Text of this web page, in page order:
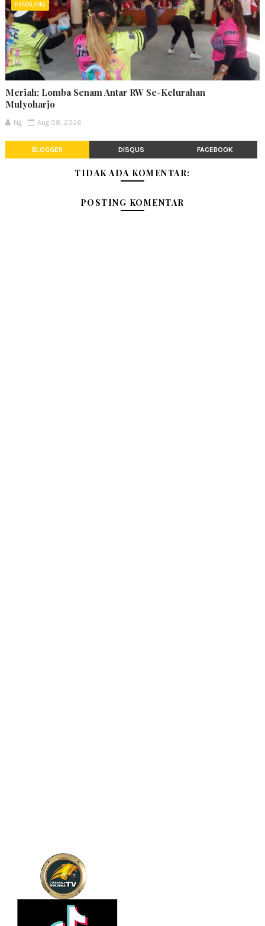
PEMALANG
Meriah; Lomba Senam Antar RW Se-Kelurahan
Mulyoharjo
Ng Aug 08, 2026
BLOGGER DISQUS FACEBOOK
TIDAK ADA KOMENTAR:
POSTING KOMENTAR